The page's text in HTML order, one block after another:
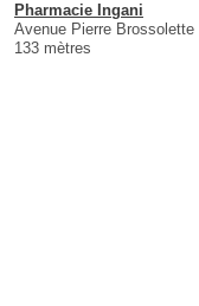
Pharmacie Ingani
Avenue Pierre Brossolette
133 mètres